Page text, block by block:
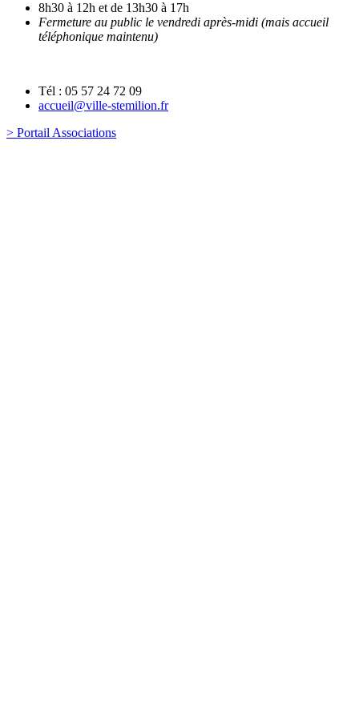
8h30 à 12h et de 13h30 à 17h
Fermeture au public le vendredi après-midi (mais accueil
téléphonique maintenu)
Tél : 05 57 24 72 09
accueil@ville-stemilion.fr
> Portail Associations